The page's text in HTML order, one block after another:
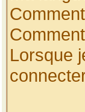
Lorsque